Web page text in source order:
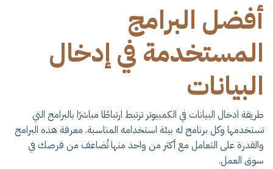
أفضل البرامج
المستخدمة في إدخال
البيانات
​طريقة ادخال البيانات في الكمبيوتر​ ترتبط ارتباطًا مباشرًا بالبرامج التي
تستخدمها وكل برنامج له بيئة استخدامه المناسبة. معرفة هذه البرامج
والقدرة على التعامل مع أكثر من واحد منها تُضاعف من فرصك في
سوق العمل.